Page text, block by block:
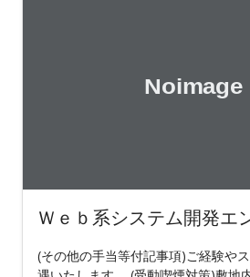
Ｗｅｂ系システム開発エ
(その他の手当等付記事項)ご経験や